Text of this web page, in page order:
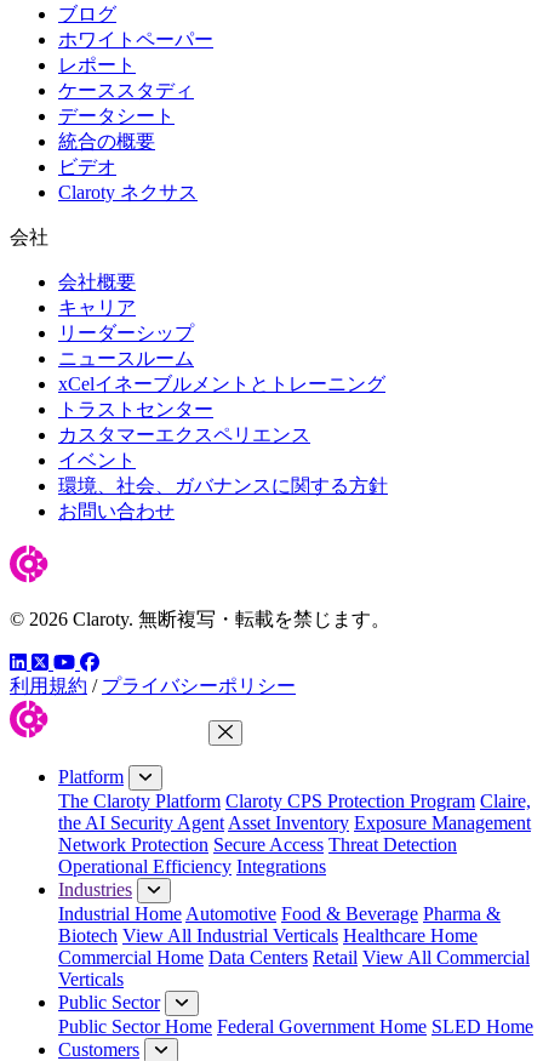
ブログ
ホワイトペーパー
レポート
ケーススタディ
データシート
統合の概要
ビデオ
Claroty ネクサス
会社
会社概要
キャリア
リーダーシップ
ニュースルーム
xCelイネーブルメントとトレーニング
トラストセンター
カスタマーエクスペリエンス
イベント
環境、社会、ガバナンスに関する方針
お問い合わせ
© 2026 Claroty. 無断複写・転載を禁じます。
LinkedIn
ツイッター
YouTube
Facebook
利用規約 / プライバシーポリシー
Close Menu
Platform
The Claroty Platform Claroty CPS Protection Program Claire,
the AI Security Agent Asset Inventory Exposure Management
Network Protection Secure Access Threat Detection
Operational Efficiency Integrations
Industries
Industrial Home Automotive Food & Beverage Pharma &
Biotech View All Industrial Verticals Healthcare Home
Commercial Home Data Centers Retail View All Commercial
Verticals
Public Sector
Public Sector Home Federal Government Home SLED Home
Customers